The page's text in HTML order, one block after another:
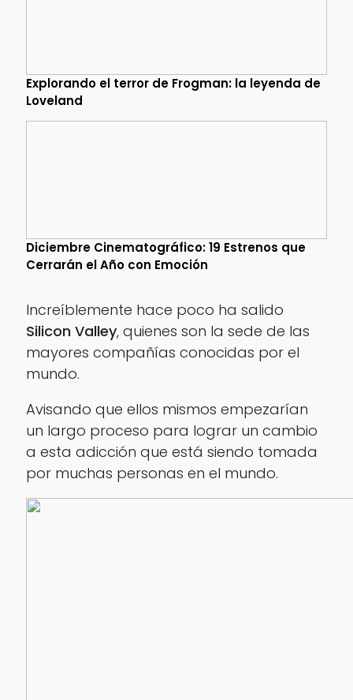
Explorando el terror de Frogman: la leyenda de
Loveland
Diciembre Cinematográfico: 19 Estrenos que
Cerrarán el Año con Emoción
Increíblemente hace poco ha salido
Silicon Valley, quienes son la sede de las
mayores compañías conocidas por el
mundo.
Avisando que ellos mismos empezarían
un largo proceso para lograr un cambio
a esta adicción que está siendo tomada
por muchas personas en el mundo.